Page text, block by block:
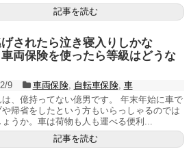
記事を読む
されたら泣き寝入りしかな
両保険を使ったら等級はどうな
9 車両保険, 自転車保険, 車
は、億持ってない億男です。 年末年始に車で
や帰省をしたという方もいらっしゃるのでは
ょうか。車は荷物も人も運べる便利...
記事を読む